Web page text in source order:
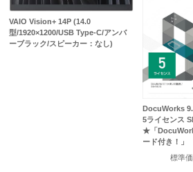
VAIO Vision+ 14P (14.0
型/1920×1200/USB Type-C/アンバ
ーブラック/スピーカー：なし)
DocuWorks
5ライセンス
★「
ード付き！」
標準